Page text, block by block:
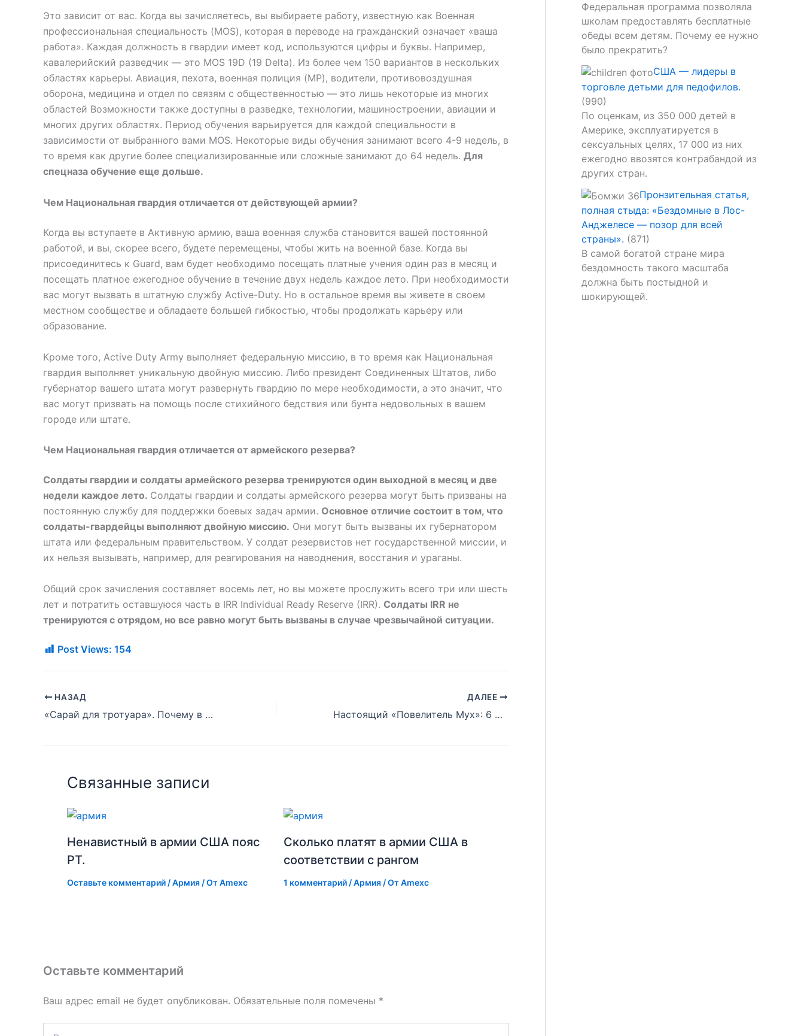
Это зависит от вас. Когда вы зачисляетесь, вы выбираете работу, известную как Военная
профессиональная специальность (MOS), которая в переводе на гражданский означает «ваша
работа». Каждая должность в гвардии имеет код, используются цифры и буквы. Например,
кавалерийский разведчик — это MOS 19D (19 Delta). Из более чем 150 вариантов в нескольких
областях карьеры. Авиация, пехота, военная полиция (MP), водители, противовоздушная
оборона, медицина и отдел по связям с общественностью — это лишь некоторые из многих
областей Возможности также доступны в разведке, технологии, машиностроении, авиации и
многих других областях. Период обучения варьируется для каждой специальности в
зависимости от выбранного вами MOS. Некоторые виды обучения занимают всего 4-9 недель, в
то время как другие более специализированные или сложные занимают до 64 недель. Для
спецназа обучение еще дольше.
Чем Национальная гвардия отличается от действующей армии?
Когда вы вступаете в Активную армию, ваша военная служба становится вашей постоянной
работой, и вы, скорее всего, будете перемещены, чтобы жить на военной базе. Когда вы
присоединитесь к Guard, вам будет необходимо посещать платные учения один раз в месяц и
посещать платное ежегодное обучение в течение двух недель каждое лето. При необходимости
вас могут вызвать в штатную службу Active-Duty. Но в остальное время вы живете в своем
местном сообществе и обладаете большей гибкостью, чтобы продолжать карьеру или
образование.
Кроме того, Active Duty Army выполняет федеральную миссию, в то время как Национальная
гвардия выполняет уникальную двойную миссию. Либо президент Соединенных Штатов, либо
губернатор вашего штата могут развернуть гвардию по мере необходимости, а это значит, что
вас могут призвать на помощь после стихийного бедствия или бунта недовольных в вашем
городе или штате.
Чем Национальная гвардия отличается от армейского резерва?
Солдаты гвардии и солдаты армейского резерва тренируются один выходной в месяц и две
недели каждое лето. Солдаты гвардии и солдаты армейского резерва могут быть призваны на
постоянную службу для поддержки боевых задач армии. Основное отличие состоит в том, что
солдаты-гвардейцы выполняют двойную миссию. Они могут быть вызваны их губернатором
штата или федеральным правительством. У солдат резервистов нет государственной миссии, и
их нельзя вызывать, например, для реагирования на наводнения, восстания и ураганы.
Общий срок зачисления составляет восемь лет, но вы можете прослужить всего три или шесть
лет и потратить оставшуюся часть в IRR Individual Ready Reserve (IRR). Солдаты IRR не
тренируются с отрядом, но все равно могут быть вызваны в случае чрезвычайной ситуации.
Post Views: 154
НАЗАД
«Сарай для тротуара». Почему в Нью-Йорке везде строительные леса?
ДАЛЕЕ
Настоящий «Повелитель Мух»: 6 мальчиков прожили 15 месяцев на необитаемом острове
Связанные записи
Ненавистный в армии США пояс
PT.
Оставьте комментарий /Армия / ОтAmexc
Сколько платят в армии США в
соответствии с рангом
1 комментарий /Армия / ОтAmexc
Оставьте комментарий
Ваш адрес email не будет опубликован. Обязательные поля помечены *
Федеральная программа позволяла
школам предоставлять бесплатные
обеды всем детям. Почему ее нужно
было прекратить?
США — лидеры в
торговле детьми для педофилов.
(990)
По оценкам, из 350 000 детей в
Америке, эксплуатируется в
сексуальных целях, 17 000 из них
ежегодно ввозятся контрабандой из
других стран.
Пронзительная статья,
полная стыда: «Бездомные в Лос-
Анджелесе — позор для всей
страны». (871)
В самой богатой стране мира
бездомность такого масштаба
должна быть постыдной и
шокирующей.